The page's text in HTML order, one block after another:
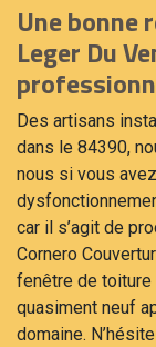
Une bonne
Leger Du
Des artisans
dans le 84390,
nous si vous
car il s’agit de
Cornero
fenêtre de toiture
quasiment neuf
domaine.